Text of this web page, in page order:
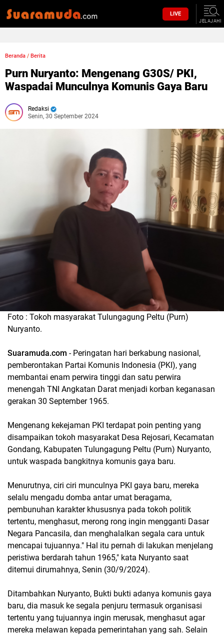
LIVE
JELAJAHI
Beranda / Berita
Purn Nuryanto: Mengenang G30S/ PKI,
Waspadai Munculnya Komunis Gaya Baru
Redaksi
Senin, 30 September 2024
Foto : Tokoh masyarakat Tulungagung Peltu (Purn)
Nuryanto.
Suaramuda.com - Peringatan hari berkabung nasional,
pemberontakan Partai Komunis Indonesia (PKI), yang
membantai enam perwira tinggi dan satu perwira
menengah TNI Angkatan Darat menjadi korban keganasan
gerakan 30 September 1965.
Mengenang kekejaman PKI terdapat poin penting yang
disampaikan tokoh masyarakat Desa Rejosari, Kecamatan
Gondang, Kabupaten Tulungagung Peltu (Purn) Nuryanto,
untuk waspada bangkitnya komunis gaya baru.
Menurutnya, ciri ciri munculnya PKI gaya baru, mereka
selalu mengadu domba antar umat beragama,
pembunuhan karakter khususnya pada tokoh politik
tertentu, menghasut, merong rong ingin mengganti Dasar
Negara Pancasila, dan menghalalkan segala cara untuk
mencapai tujuannya." Hal itu pernah di lakukan menjelang
peristiwa berdarah tahun 1965," kata Nuryanto saat
ditemui dirumahnya, Senin (30/9/2024).
Ditambahkan Nuryanto, Bukti bukti adanya komunis gaya
baru, dia masuk ke segala penjuru termasuk organisasi
tertentu yang tujuannya ingin merusak, menghasut agar
mereka melawan kepada pemerintahan yang sah. Selain